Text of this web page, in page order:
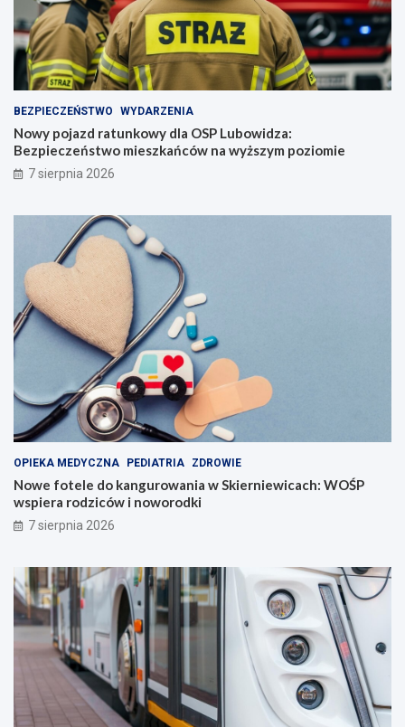
BEZPIECZEŃSTWO WYDARZENIA
Nowy pojazd ratunkowy dla OSP Lubowidza:
Bezpieczeństwo mieszkańców na wyższym poziomie
7 sierpnia 2026
OPIEKA MEDYCZNA PEDIATRIA ZDROWIE
Nowe fotele do kangurowania w Skierniewicach: WOŚP
wspiera rodziców i noworodki
7 sierpnia 2026